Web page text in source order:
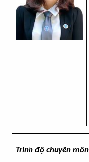
Trình độ chuyên môn